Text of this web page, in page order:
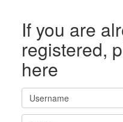
If you are
registered,
here